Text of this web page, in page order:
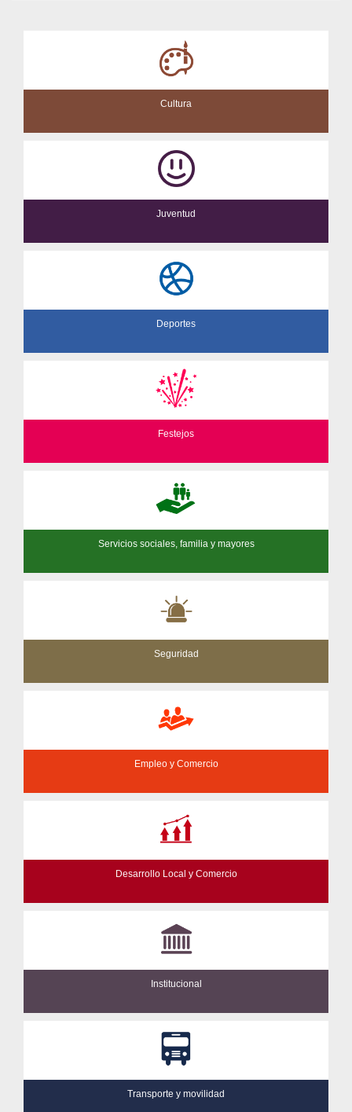
Cultura
Juventud
Deportes
Festejos
Servicios sociales, familia y mayores
Seguridad
Empleo y Comercio
Desarrollo Local y Comercio
Institucional
Transporte y movilidad